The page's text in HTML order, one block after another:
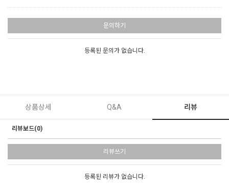
문의하기
등록된 문의가 없습니다.
상품상세 Q&A 리뷰
리뷰보드(0)
리뷰쓰기
등록된 리뷰가 없습니다.